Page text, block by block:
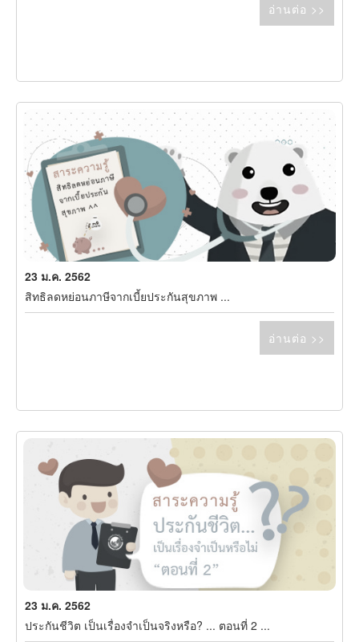
อ่านต่อ >>
23 ม.ค. 2562
สิทธิลดหย่อนภาษีจากเบี้ยประกันสุขภาพ ...
อ่านต่อ >>
23 ม.ค. 2562
ประกันชีวิต เป็นเรื่องจำเป็นจริงหรือ? ... ตอนที่ 2 ...